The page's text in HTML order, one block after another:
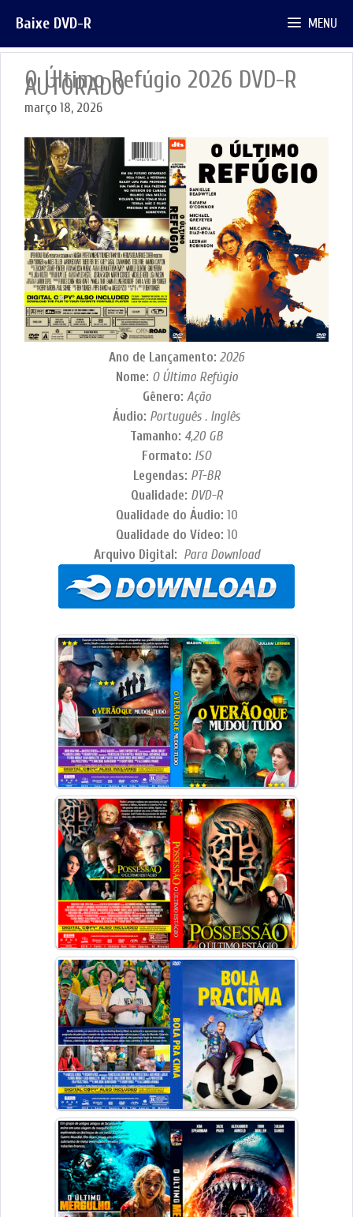
para
o
conteúdo
Baixe DVD-R MENU
O Último Refúgio 2026 DVD-R
AUTORADO
março 18, 2026
Ano de Lançamento: 2026
Nome: O Último Refúgio
Gênero: Ação
Áudio: Português . Inglês
Tamanho: 4,20 GB
Formato: ISO
Legendas: PT-BR
Qualidade: DVD-R
Qualidade do Áudio: 10
Qualidade do Vídeo: 10
Arquivo Digital: Para Download